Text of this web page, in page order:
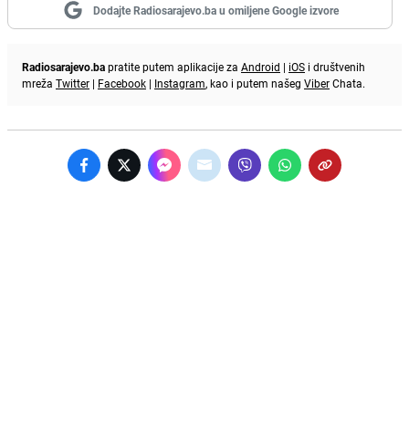
Dodajte Radiosarajevo.ba u omiljene Google izvore
Radiosarajevo.bapratite putem aplikacije za Android | iOS i društvenih
mreža Twitter | Facebook | Instagram, kao i putem našeg ViberChata.